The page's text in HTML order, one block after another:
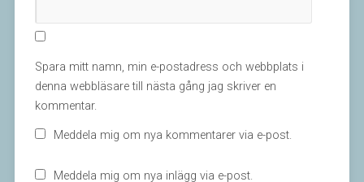
Spara mitt namn, min e-postadress och webbplats i
denna webbläsare till nästa gång jag skriver en
kommentar.
Meddela mig om nya kommentarer via e-post.
Meddela mig om nya inlägg via e-post.